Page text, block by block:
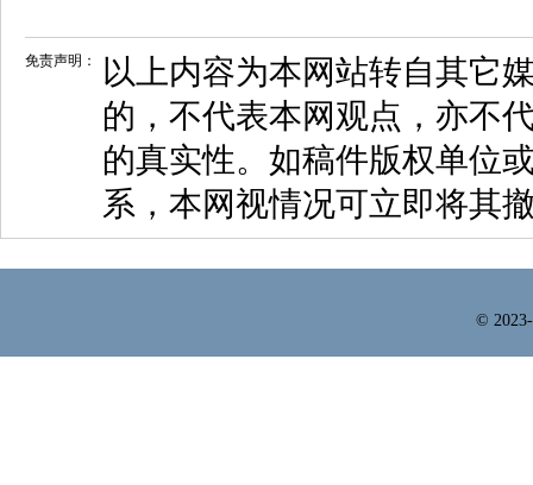
免责声明：
以上内容为本网站转自其它
的，不代表本网观点，亦不
的真实性。如稿件版权单位
系，本网视情况可立即将其
©